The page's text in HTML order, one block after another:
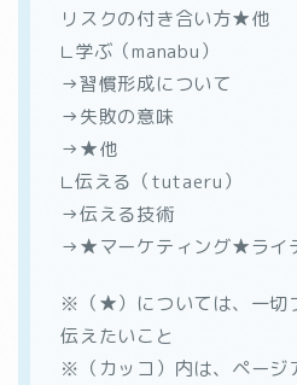
リスクの付き合い方★他
∟学ぶ（manabu）
→習慣形成について
→失敗の意味
→★他
∟伝える（tutaeru）
→伝える技術
→★マーケティング★ライ
※（★）については、一切
伝えたいこと
※（カッコ）内は、ページ